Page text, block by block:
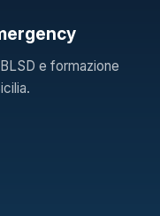
e formazione